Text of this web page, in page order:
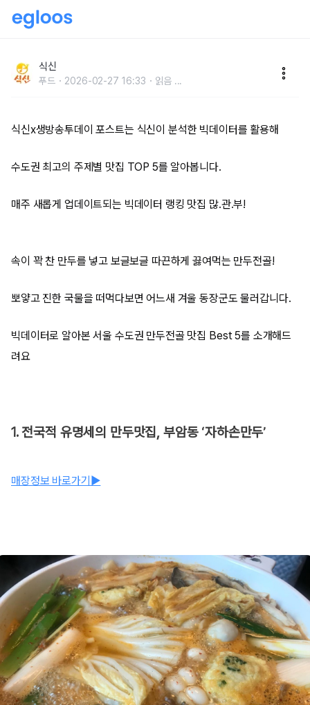
식신
푸드 2026-02-27 16:33 읽음 ...
식신x생방송투데이 포스트는 식신이 분석한 빅데이터를 활용해
수도권 최고의 주제별 맛집 TOP 5를 알아봅니다.
매주 새롭게 업데이트되는 빅데이터 랭킹 맛집 많.관.부!
속이 꽉 찬 만두를 넣고 보글보글 따끈하게 끓여먹는 만두전골!
뽀얗고 진한 국물을 떠먹다보면 어느새 겨울 동장군도 물러갑니다.
빅데이터로 알아본 서울 수도권 만두전골 맛집 Best 5를 소개해드
려요
1. 전국적 유명세의 만두맛집, 부암동 ‘자하손만두’
매장정보 바로가기▶